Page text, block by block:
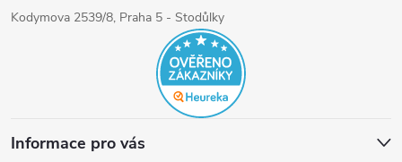
Kodymova 2539/8, Praha 5 - Stodůlky
Informace pro vás